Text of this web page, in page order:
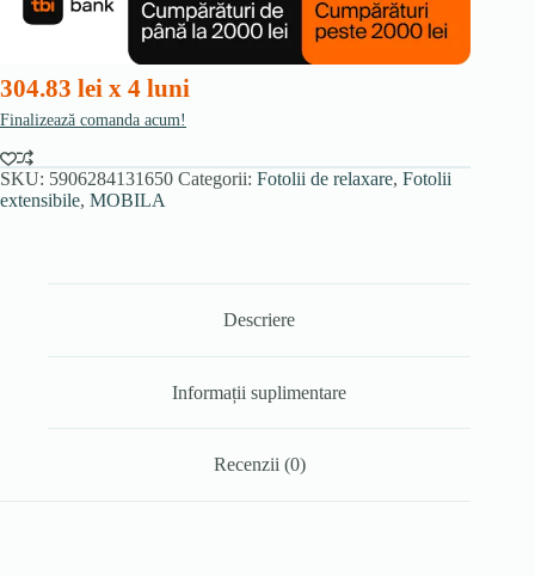
electric
ridicare,
gri,
din
velur
304.83 lei x 4 luni
Finalizează comanda acum!
SKU: 5906284131650 Categorii: Fotolii de relaxare, Fotolii
extensibile, MOBILA
Descriere
Informații suplimentare
Recenzii (0)